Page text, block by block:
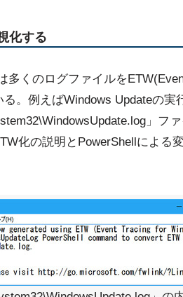
化する
多くのログファイルを
。例えばWindows Updateの実
」フ
化の説明とPowerShellによる